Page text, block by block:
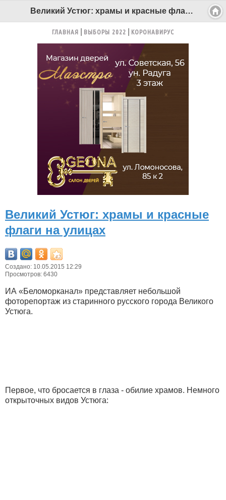
Великий Устюг: храмы и красные флаги на улицах - Беломорканал Северодвинск tv29.ru
ГЛАВНАЯ ВЫБОРЫ 2022 КОРОНАВИРУС
Великий Устюг: храмы и красные
флаги на улицах
Создано: 10.05.2015 12:29
Просмотров: 6430
ИА «Беломорканал» представляет небольшой
фоторепортаж из старинного русского города Великого
Устюга.
Первое, что бросается в глаза - обилие храмов. Немного
открыточных видов Устюга: